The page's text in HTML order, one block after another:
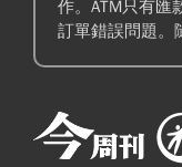
作。ATM只有匯
訂單錯誤問題。